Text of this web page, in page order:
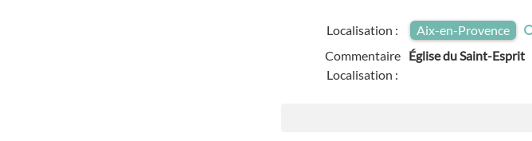
Localisation :
Aix-en-Provence
Commentaire
Localisation :
Église du Saint-Esprit